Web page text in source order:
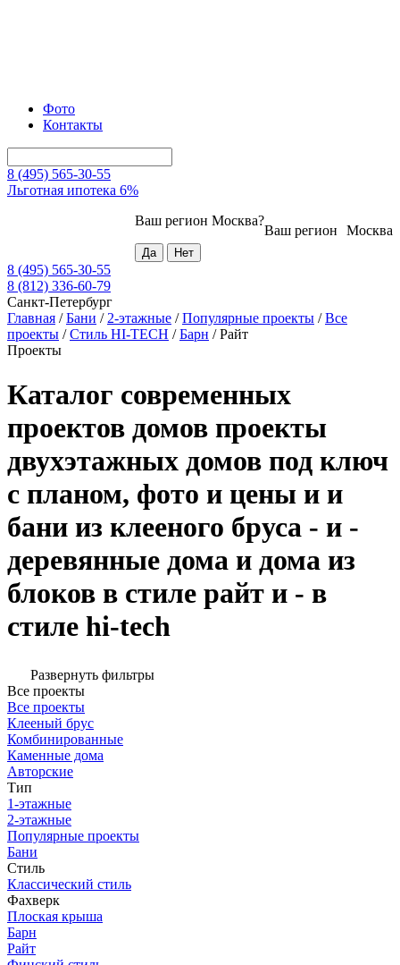
Фото
Контакты
8 (495) 565-30-55
Льготная ипотека 6%
Москва
Ваш регион
Ваш регион Москва?
8 (495) 565-30-55
8 (812) 336-60-79
Санкт-Петербург
Главная /Бани / 2-этажные /Популярные проекты /Все
проекты /Стиль HI-TECH /Барн /Райт
Проекты
Каталог современных
проектов домов проекты
двухэтажных домов под ключ
с планом, фото и цены и и
бани из клееного бруса - и -
деревянные дома и дома из
блоков в стиле райт и - в
стиле hi-tech
Развернуть фильтры
Все проекты
Все проекты
Клееный брус
Комбинированные
Каменные дома
Авторские
Тип
1-этажные
2-этажные
Популярные проекты
Бани
Стиль
Классический стиль
Фахверк
Плоская крыша
Барн
Райт